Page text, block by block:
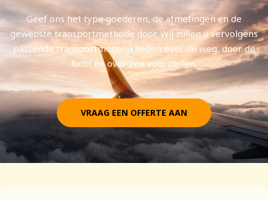
Geef ons het type goederen, de afmetingen en de
gewenste transportmethode door. Wij zullen u vervolgens
passende transportmogelijkheden over de weg, door de
lucht en over zee voorstellen.
VRAAG EEN OFFERTE AAN